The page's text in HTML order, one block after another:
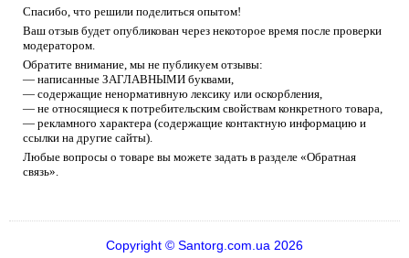
Спасибо, что решили поделиться опытом!
Ваш отзыв будет опубликован через некоторое время после проверки
модератором.
Обратите внимание, мы не публикуем отзывы:
— написанные ЗАГЛАВНЫМИ буквами,
— содержащие ненормативную лексику или оскорбления,
— не относящиеся к потребительским свойствам конкретного товара,
— рекламного характера (содержащие контактную информацию и
ссылки на другие сайты).
Любые вопросы о товаре вы можете задать в разделе «Обратная
связь».
Copyright © Santorg.com.ua 2026